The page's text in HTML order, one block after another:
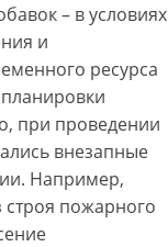
– в условиях
и
ресурса
при проведении
внезапные
Например,
строя пожарного